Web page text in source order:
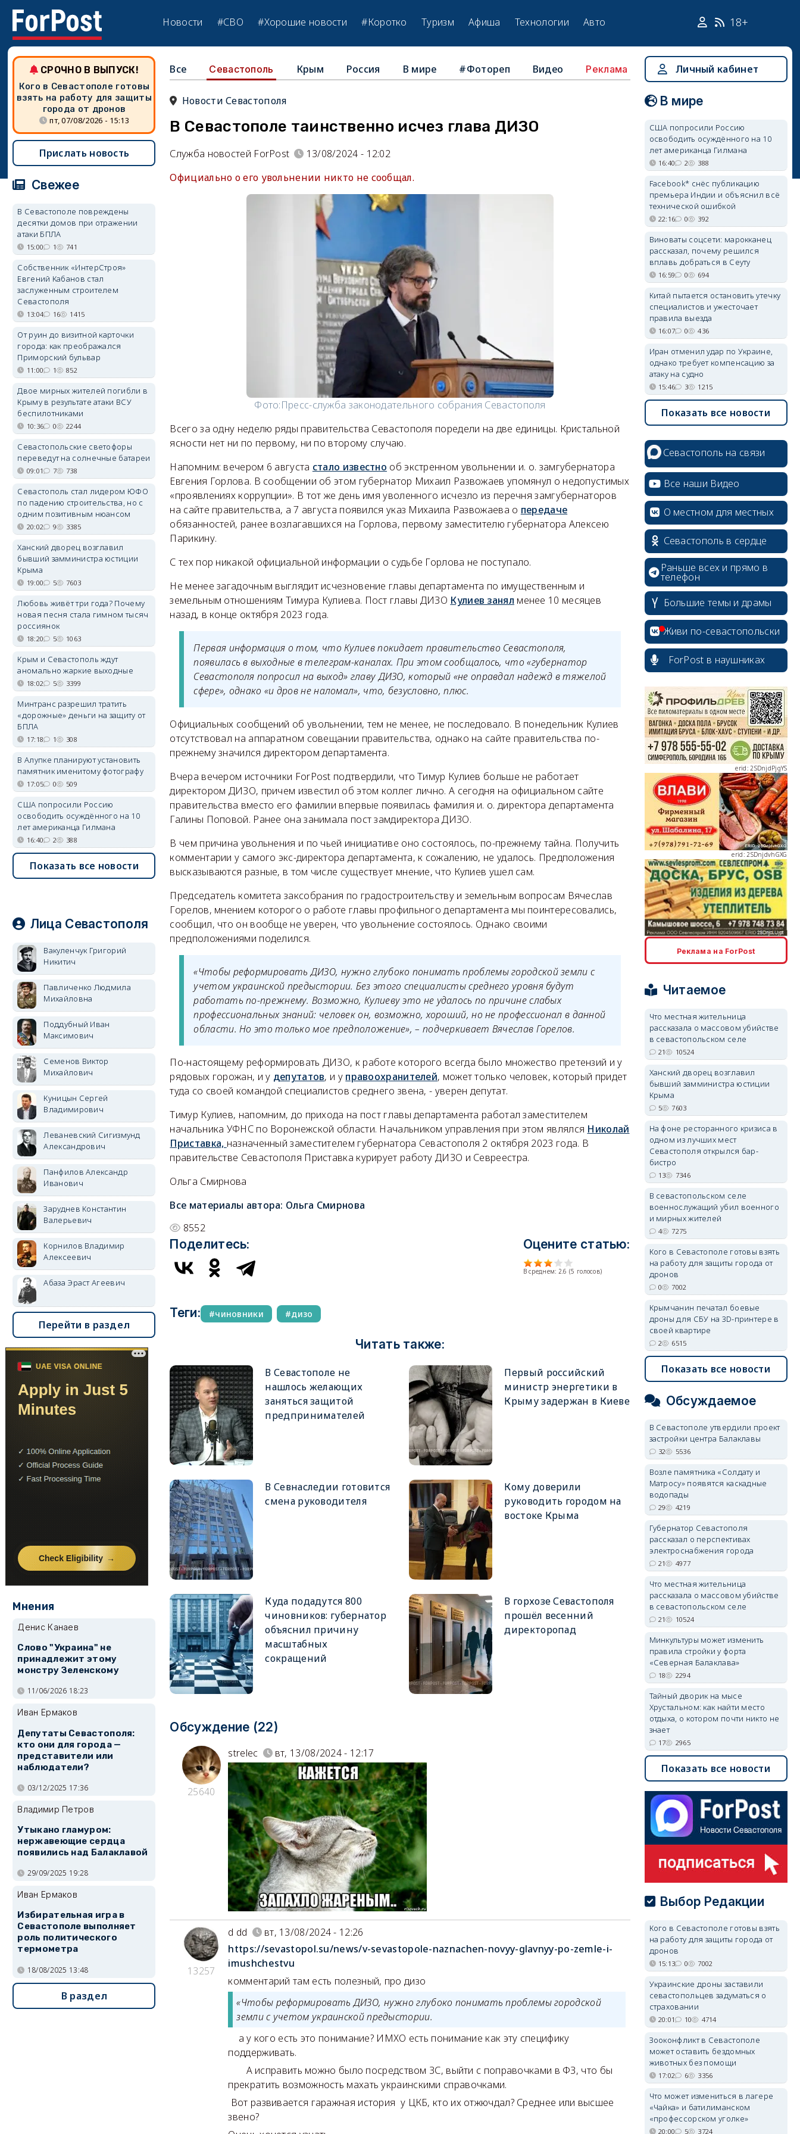
Новости #СВО #Хорошие новости #Коротко Туризм Афиша Технологии Авто 18+
Все Севастополь Крым Россия В мире #Фотореп Видео Реклама
Новости Севастополя
В Севастополе таинственно исчез глава ДИЗО
Служба новостей ForPost
13/08/2024 - 12:02
Официально о его увольнении никто не сообщал.
Фото:Пресс-служба законодательного собрания Севастополя
Всего за одну неделю ряды правительства Севастополя поредели на две единицы. Кристальной
ясности нет ни по первому, ни по второму случаю.
Напомним: вечером 6 августа стало известно об экстренном увольнении и. о. замгубернатора
Евгения Горлова. В сообщении об этом губернатор Михаил Развожаев упомянул о недопустимых
«проявлениях коррупции». В тот же день имя уволенного исчезло из перечня замгубернаторов
на сайте правительства, а 7 августа появился указ Михаила Развожаева о передаче
обязанностей, ранее возлагавшихся на Горлова, первому заместителю губернатора Алексею
Парикину.
С тех пор никакой официальной информации о судьбе Горлова не поступало.
Не менее загадочным выглядит исчезновение главы департамента по имущественным и
земельным отношениям Тимура Кулиева. Пост главы ДИЗО Кулиев занял менее 10 месяцев
назад, в конце октября 2023 года.
Первая информация о том, что Кулиев покидает правительство Севастополя,
появилась в выходные в телеграм-каналах. При этом сообщалось, что «губернатор
Севастополя попросил на выход» главу ДИЗО, который «не оправдал надежд в тяжелой
сфере», однако «и дров не наломал», что, безусловно, плюс.
Официальных сообщений об увольнении, тем не менее, не последовало. В понедельник Кулиев
отсутствовал на аппаратном совещании правительства, однако на сайте правительства по-
прежнему значился директором департамента.
Вчера вечером источники ForPost подтвердили, что Тимур Кулиев больше не работает
директором ДИЗО, причем известил об этом коллег лично. А сегодня на официальном сайте
правительства вместо его фамилии впервые появилась фамилия и. о. директора департамента
Галины Поповой. Ранее она занимала пост замдиректора ДИЗО.
В чем причина увольнения и по чьей инициативе оно состоялось, по-прежнему тайна. Получить
комментарии у самого экс-директора департамента, к сожалению, не удалось. Предположения
высказываются разные, в том числе существует мнение, что Кулиев ушел сам.
Председатель комитета заксобрания по градостроительству и земельным вопросам Вячеслав
Горелов, мнением которого о работе главы профильного департамента мы поинтересовались,
сообщил, что он вообще не уверен, что увольнение состоялось. Однако своими
предположениями поделился.
«Чтобы реформировать ДИЗО, нужно глубоко понимать проблемы городской земли с
учетом украинской предыстории. Без этого специалисты среднего уровня будут
работать по-прежнему. Возможно, Кулиеву это не удалось по причине слабых
профессиональных знаний: человек он, возможно, хороший, но не профессионал в данной
области. Но это только мое предположение», – подчеркивает Вячеслав Горелов.
По-настоящему реформировать ДИЗО, к работе которого всегда было множество претензий и у
рядовых горожан, и у депутатов, и у правоохранителей, может только человек, который придет
туда со своей командой специалистов среднего звена, - уверен депутат.
Тимур Кулиев, напомним, до прихода на пост главы департамента работал заместителем
начальника УФНС по Воронежской области. Начальником управления при этом являлся Николай
Приставка, назначенный заместителем губернатора Севастополя 2 октября 2023 года. В
правительстве Севастополя Приставка курирует работу ДИЗО и Севреестра.
Ольга Смирнова
Все материалы автора: Ольга Смирнова
8552
Поделитесь: Оцените статью:
В среднем: 2.6 (5 голосов)
Теги: чиновники дизо
Читать также:
В Севастополе не
нашлось желающих
заняться защитой
предпринимателей
Первый российский
министр энергетики в
Крыму задержан в Киеве
В Севнаследии готовится
смена руководителя
Кому доверили
руководить городом на
востоке Крыма
Куда подадутся 800
чиновников: губернатор
объяснил причину
масштабных
сокращений
В горхозе Севастополя
прошёл весенний
директоропад
Обсуждение (22)
25640
strelec вт, 13/08/2024 - 12:17
13257
d dd
вт, 13/08/2024 - 12:26
https://sevastopol.su/news/v-sevastopole-naznachen-novyy-glavnyy-po-zemle-i-
imushchestvu
комментарий там есть полезный, про дизо
«Чтобы реформировать ДИЗО, нужно глубоко понимать проблемы городской
земли с учетом украинской предыстории.
а у кого есть это понимание? ИМХО есть понимание как эту специфику
поддерживать.
А исправить можно было посредством ЗС, выйти с поправочками в ФЗ, что бы
прекратить возможность махать украинскими справочками.
Вот развивается гаражная история у ЦКБ, кто их отжючдал? Среднее или высшее
звено?
СРОЧНО В ВЫПУСК!
Кого в Севастополе готовы
взять на работу для защиты
города от дронов
пт, 07/08/2026 - 15:13
Прислать новость
Свежее
В Севастополе повреждены
десятки домов при отражении
атаки БПЛА
15:00 1 741
Собственник «ИнтерСтроя»
Евгений Кабанов стал
заслуженным строителем
Севастополя
13:04 16 1415
От руин до визитной карточки
города: как преображался
Приморский бульвар
11:00 1 852
Двое мирных жителей погибли в
Крыму в результате атаки ВСУ
беспилотниками
10:36 0 2244
Севастопольские светофоры
переведут на солнечные батареи
09:01 7 738
Севастополь стал лидером ЮФО
по падению строительства, но с
одним позитивным нюансом
20:02 9 3385
Ханский дворец возглавил
бывший замминистра юстиции
Крыма
19:00 5 7603
Любовь живёт три года? Почему
новая песня стала гимном тысяч
россиянок
18:20 5 1063
Крым и Севастополь ждут
аномально жаркие выходные
18:02 5 3399
Минтранс разрешил тратить
«дорожные» деньги на защиту от
БПЛА
17:18 1 308
В Алупке планируют установить
памятник именитому фотографу
17:05 0 509
США попросили Россию
освободить осуждённого на 10
лет американца Гилмана
16:40 2 388
Показать все новости
Лица Севастополя
Вакуленчук Григорий
Никитич
Павличенко Людмила
Михайловна
Поддубный Иван
Максимович
Семенов Виктор
Михайлович
Куницын Сергей
Владимирович
Леваневский Сигизмунд
Александрович
Панфилов Александр
Иванович
Заруднев Константин
Валерьевич
Корнилов Владимир
Алексеевич
Абаза Эраст Агеевич
Перейти в раздел
Мнения
Денис Канаев
Слово "Украина" не
принадлежит этому
монстру Зеленскому
11/06/2026 18:23
Иван Ермаков
Депутаты Севастополя:
кто они для города —
представители или
наблюдатели?
03/12/2025 17:36
Владимир Петров
Утыкано гламуром:
нержавеющие сердца
появились над Балаклавой
29/09/2025 19:28
Иван Ермаков
Избирательная игра в
Севастополе выполняет
роль политического
термометра
18/08/2025 13:48
В раздел
Личный кабинет
В мире
США попросили Россию
освободить осуждённого на 10
лет американца Гилмана
16:40 2 388
Facebook* снёс публикацию
премьера Индии и объяснил всё
технической ошибкой
22:16 0 392
Виноваты соцсети: марокканец
рассказал, почему решился
вплавь добраться в Сеуту
16:59 0 694
Китай пытается остановить утечку
специалистов и ужесточает
правила выезда
16:07 0 436
Иран отменил удар по Украине,
однако требует компенсацию за
атаку на судно
15:46 3 1215
Показать все новости
Севастополь на связи
Все наши Видео
О местном для местных
Севастополь в сердце
Раньше всех и прямо в
телефон
Большие темы и драмы
Живи по-севастопольски
ForPost в наушниках
erid: 2SDnjcrDNw6
erid: 2SDnjdPjgYS
erid: 2SDnjdvhGXG
erid: 2SDnjcLUypt
erid: 2SDnjdvhGXG
Реклама на ForPost
Читаемое
Что местная жительница
рассказала о массовом убийстве
в севастопольском селе
21 10524
Ханский дворец возглавил
бывший замминистра юстиции
Крыма
5 7603
На фоне ресторанного кризиса в
одном из лучших мест
Севастополя открылся бар-
бистро
13 7346
В севастопольском селе
военнослужащий убил военного
и мирных жителей
4 7275
Кого в Севастополе готовы взять
на работу для защиты города от
дронов
0 7002
Крымчанин печатал боевые
дроны для СБУ на 3D-принтере в
своей квартире
2 6515
Показать все новости
Обсуждаемое
В Севастополе утвердили проект
застройки центра Балаклавы
32 5536
Возле памятника «Солдату и
Матросу» появятся каскадные
водопады
29 4219
Губернатор Севастополя
рассказал о перспективах
электроснабжения города
21 4977
Что местная жительница
рассказала о массовом убийстве
в севастопольском селе
21 10524
Минкультуры может изменить
правила стройки у форта
«Северная Балаклава»
18 2294
Тайный дворик на мысе
Хрустальном: как найти место
отдыха, о котором почти никто не
знает
17 2965
Показать все новости
Выбор Редакции
Кого в Севастополе готовы взять
на работу для защиты города от
дронов
15:13 0 7002
Украинские дроны заставили
севастопольцев задуматься о
страховании
20:01 10 4714
Зооконфликт в Севастополе
может оставить бездомных
животных без помощи
17:02 6 3356
Что может измениться в лагере
«Чайка» и батилиманском
«профессорском уголке»
20:00 5 3724